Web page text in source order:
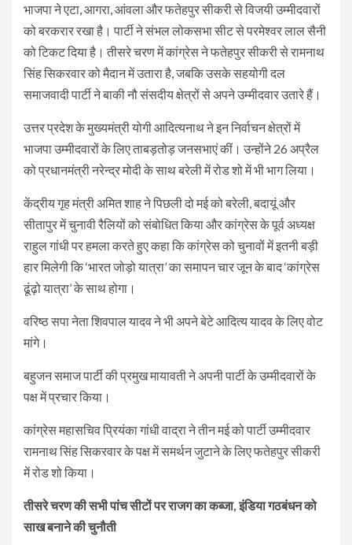
भाजपा ने एटा, आगरा, आंवला और फतेहपुर सीकरी से विजयी उम्मीदवारों
को बरकरार रखा है। पार्टी ने संभल लोकसभा सीट से परमेश्वर लाल सैनी
को टिकट दिया है। तीसरे चरण में कांग्रेस ने फतेहपुर सीकरी से रामनाथ
सिंह सिकरवार को मैदान में उतारा है, जबकि उसके सहयोगी दल
समाजवादी पार्टी ने बाकी नौ संसदीय क्षेत्रों से अपने उम्मीदवार उतारे हैं।
उत्तर प्रदेश के मुख्यमंत्री योगी आदित्यनाथ ने इन निर्वाचन क्षेत्रों में
भाजपा उम्मीदवारों के लिए ताबड़तोड़ जनसभाएं कीं। उन्होंने 26 अप्रैल
को प्रधानमंत्री नरेन्द्र मोदी के साथ बरेली में रोड शो में भी भाग लिया।
केंद्रीय गृह मंत्री अमित शाह ने पिछली दो मई को बरेली, बदायूं और
सीतापुर में चुनावी रैलियों को संबोधित किया और कांग्रेस के पूर्व अध्यक्ष
राहुल गांधी पर हमला करते हुए कहा कि कांग्रेस को चुनावों में इतनी बड़ी
हार मिलेगी कि ‘भारत जोड़ो यात्रा’ का समापन चार जून के बाद ‘कांग्रेस
ढूंढ़ो यात्रा’ के साथ होगा।
वरिष्ठ सपा नेता शिवपाल यादव ने भी अपने बेटे आदित्य यादव के लिए वोट
मांगे।
बहुजन समाज पार्टी की प्रमुख मायावती ने अपनी पार्टी के उम्मीदवारों के
पक्ष में प्रचार किया।
कांग्रेस महासचिव प्रियंका गांधी वाद्रा ने तीन मई को पार्टी उम्मीदवार
रामनाथ सिंह सिकरवार के पक्ष में समर्थन जुटाने के लिए फतेहपुर सीकरी
में रोड शो किया।
तीसरे चरण की सभी पांच सीटों पर राजग का कब्जा, इंडिया गठबंधन को
साख बनाने की चुनौती